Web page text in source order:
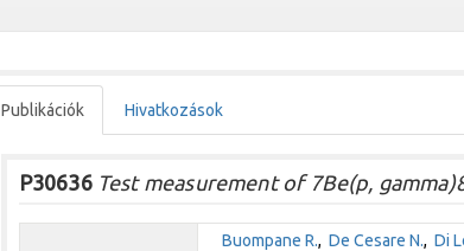
Publikációk Hivatkozások
P30636Test measurement of 7Be(p,
Buompane R., De Cesare N., Di